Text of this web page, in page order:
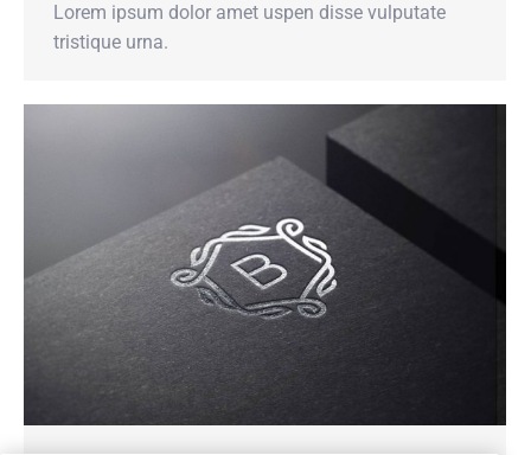
Lorem ipsum dolor amet uspen disse vulputate
tristique urna.